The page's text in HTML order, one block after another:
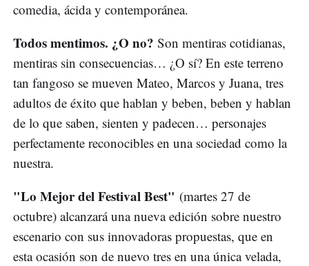
comedia, ácida y contemporánea.
Todos mentimos. ¿O no? Son mentiras cotidianas,
mentiras sin consecuencias… ¿O sí? En este terreno
tan fangoso se mueven Mateo, Marcos y Juana, tres
adultos de éxito que hablan y beben, beben y hablan
de lo que saben, sienten y padecen… personajes
perfectamente reconocibles en una sociedad como la
nuestra.
"Lo Mejor del Festival Best" (martes 27 de
octubre) alcanzará una nueva edición sobre nuestro
escenario con sus innovadoras propuestas, que en
esta ocasión son de nuevo tres en una única velada,